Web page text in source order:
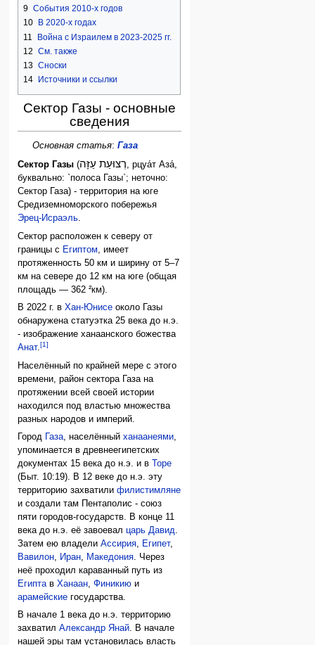
9 События 2010-х годов
10
В 2020-х годах
11
Война с Израилем в 2023-2025 гг.
12 См. также
13 Сноски
14
Источники и ссылки
Сектор Газы - основные
сведения
Основная статья: Газа
Сектор Газы (רְצוּעַת עַזָּה, рцуа́т Аза́,
буквально: `полоса Газы`; неточно:
Сектор Газа) - территория на юге
Средиземноморского побережья
Эрец-Исраэль.
Сектор расположен к северу от
границы с Египтом, имеет
протяженность 50 км и ширину от 5–7
км на севере до 12 км на юге (общая
площадь — 362 ²км).
В 2022 г. вХан-Юнисе около Газы
обнаружена статуэтка 25 века до н.э.
- изображение ханаанского божества
Анат.[1]
Населённый по крайней мере с этого
времени, район сектора Газа на
протяжении всей своей истории
находился под властью множества
разных народов и империй.
Город
Газа, населённыйханаанеями,
упоминается в древнеегипетских
документах 15 века до н.э. и в
Торе
(Быт. 10:19). В 12 веке до н.э. эту
территорию захватилифилистимляне
и создали там Пентаполис - союз
пяти городов-государств. В конце 11
века до н.э. её завоевалцарь Давид.
Затем ею владелиАссирия, Египет,
Вавилон, Иран, Македония. Через
неё проходил караванный путь из
ЕгиптавХанаан,Финикию и
арамейские государства.
В начале 1 века до н.э. территорию
захватилАлександр Янай. В начале
нашей эры там установилась власть